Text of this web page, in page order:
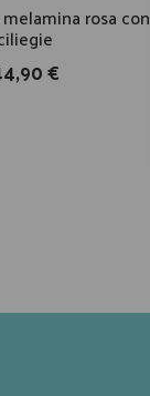
rosa con
€